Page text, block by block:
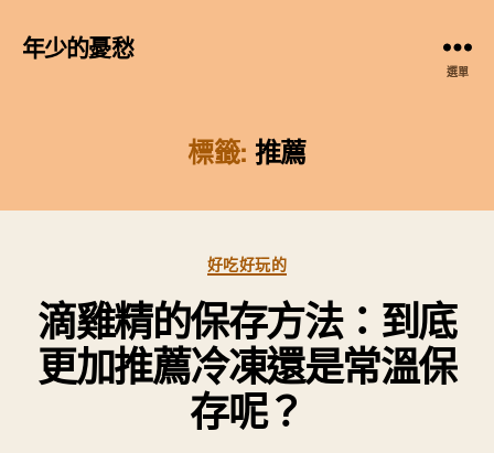
年少的憂愁
選單
標籤: 推薦
分
類
好吃好玩的
滴雞精的保存方法：到底
更加推薦冷凍還是常溫保
存呢？